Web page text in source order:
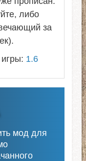
либо
за
1.6
мод для